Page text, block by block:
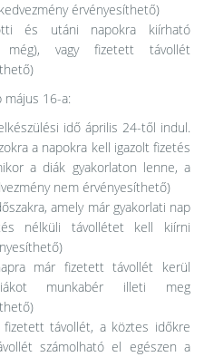
érvényesíthető)
és utáni napokra kiírható
még), vagy fizetett távollét
május 16-a:
idő április 24-től indul.
a napokra kell igazolt fizetés
a diák gyakorlaton lenne, a
nem érvényesíthető)
amely már gyakorlati nap
nélküli távollétet kell kiírni
már fizetett távollét kerül
munkabér illeti meg
fizetett távollét, a köztes időkre
számolható el egészen a